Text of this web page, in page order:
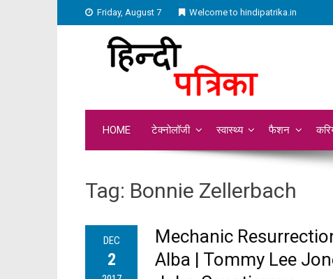
Friday, August 7 Welcome to hindipatrika.in
HOME टेक्नोलॉजी स्वास्थ्य फैशन
Tag: Bonnie Zellerbach
DEC
2
Mechanic
Alba | Tommy Lee